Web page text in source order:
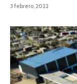
3 febrero, 2022